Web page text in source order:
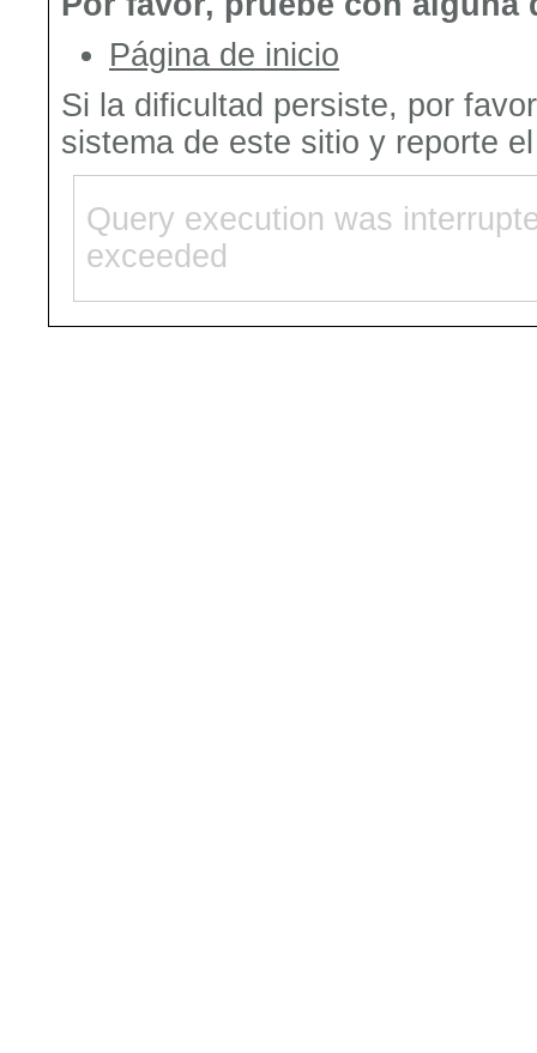
Página de inicio
Si la dificultad persiste, por
sistema de este sitio y reporte
Query execution was
exceeded